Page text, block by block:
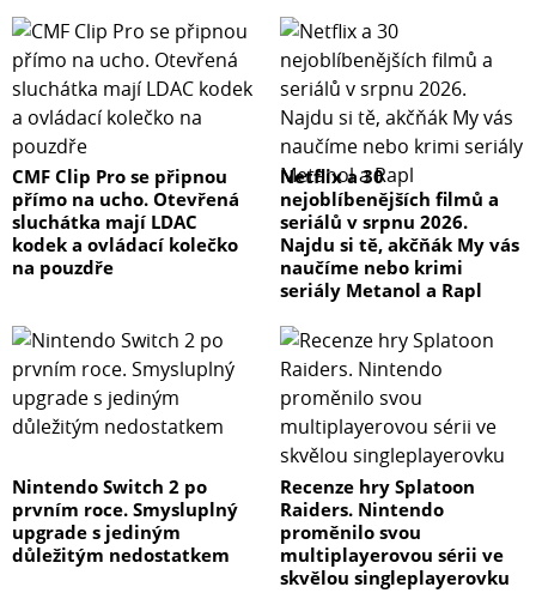
Typ reproduktoru: 18" aktivní subwoofer
Frekvenční rozsah (-10 dB):30 Hz – 150 Hz
Reproduktor: 18" kónický,
Voice Coil: 4"
Magnet: Ferrit
Samplovací frekvence: 96 kHz a FIR filtr
Převodníky: 96 kHz AD/DA
Výkon: Dynamický: 1600 W / Kontinuální: 1200 W
Maximální úroveň výstupu (1m; v ose): 136 dB SPL
Vstupy: 2 x combo, linková úroveň (max +24 dBu)
Výstupy: 2 x XLR3-32, CH1/2: THRUnebo DSP OUT
Třída zesilovače: D
Chlazení: větrák, proměnlivé otáčky
Příkon: 40 W (bez zatížení), 180 W (1/8)
Hnízdo: 35 mm (hloubka 80 mm) &amp; M20 (hloubka
závitu 25 mm)
Rozměry:550 x657 x720 mm
Hmotnost: 48,9 kg
Materiál: dřevotříska, povrch polyuretan, černá
CMF Clip Pro se připnou
přímo na ucho. Otevřená
sluchátka mají LDAC
kodek a ovládací kolečko
na pouzdře
Netflix a 30
nejoblíbenějších filmů a
seriálů v srpnu 2026.
Najdu si tě, akčňák My vás
naučíme nebo krimi
seriály Metanol a Rapl
Nintendo Switch 2 po
prvním roce. Smysluplný
upgrade s jediným
důležitým nedostatkem
Recenze hry Splatoon
Raiders. Nintendo
proměnilo svou
multiplayerovou sérii ve
skvělou singleplayerovku